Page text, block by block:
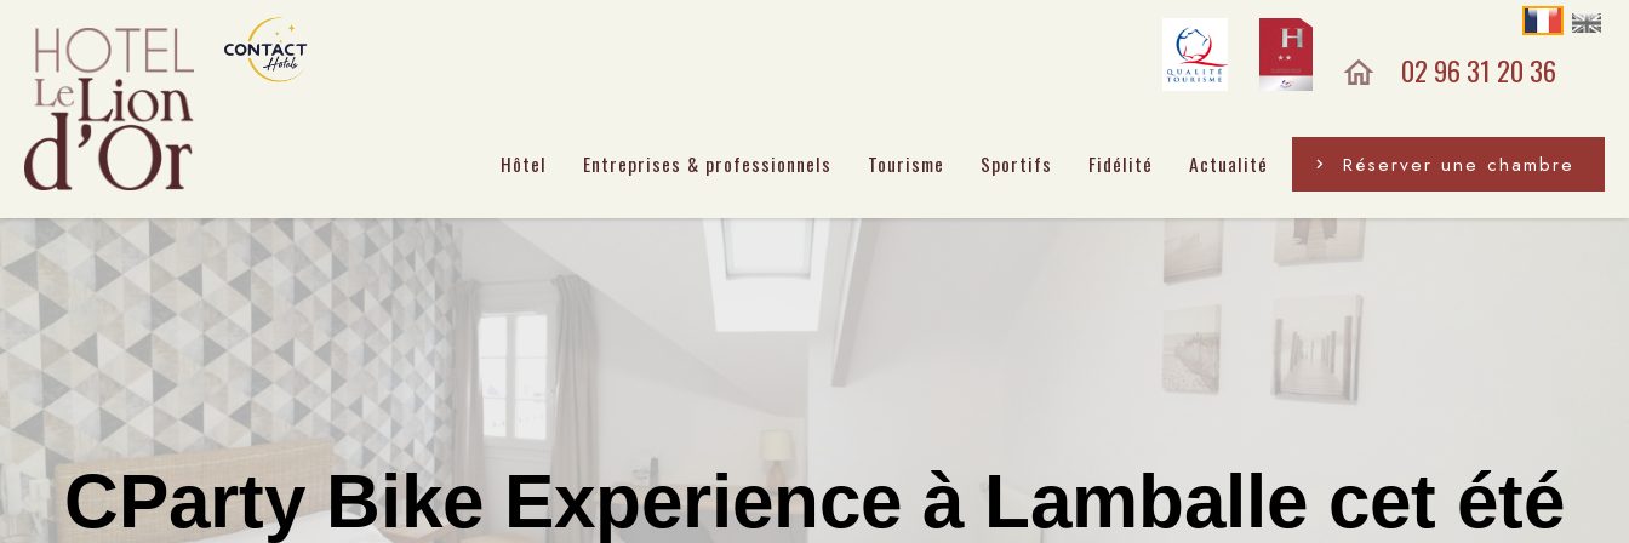
02 96 31 20 36
Hôtel Entreprises & professionnels Tourisme Sportifs Fidélité Actualité Réserver une chambre
CParty Bike Experience à Lamballe cet été